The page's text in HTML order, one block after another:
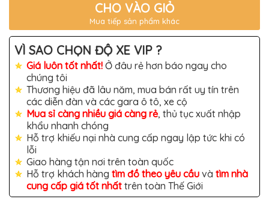
ĐỒ
CHƠI
Ô
TÔ
ĐỒ
CHƠI
XE
HƠI
MỚI
NHẤT
ĐỒ
CHƠI
XE
HƠI
CAO
CHO VÀO GIỎ
Mua tiếp sản phẩm khác
VÌ SAO CHỌN ĐỘ XE VIP ?
Giá luôn tốt nhất! Ở đâu rẻ hơn báo ngay cho
chúng tôi
Thương hiệu đã lâu năm, mua bán rất uy tín trên
các diễn đàn và các gara ô tô, xe cộ
Mua sỉ càng nhiều giá càng rẻ, thủ tục xuất nhập
khẩu nhanh chóng
Hỗ trợ khiếu nại nhà cung cấp ngay lập tức khi có
lỗi
Giao hàng tận nơi trên toàn quốc
Hỗ trợ khách hàng tìm đồ theo yêu cầu và tìm nhà
cung cấp giá tốt nhất trên toàn Thế Giới